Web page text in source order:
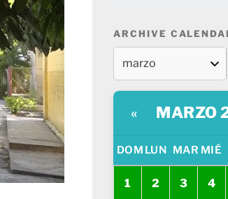
ARCHIVE
« MARZO
DOM LUN MAR MIÉ
1 2 3 4